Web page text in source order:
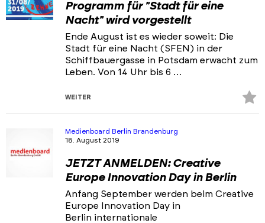
Programm für "Stadt für eine
Nacht" wird vorgestellt
Ende August ist es wieder soweit: Die
Stadt für eine Nacht (SFEN) in der
Schiffbauergasse in Potsdam erwacht zum
Leben. Von 14 Uhr bis 6 …
WEITER
Medienboard Berlin Brandenburg
18. August 2019
JETZT ANMELDEN: Creative
Europe Innovation Day in Berlin
Anfang September werden beim Creative
Europe Innovation Day in
Berlin internationale